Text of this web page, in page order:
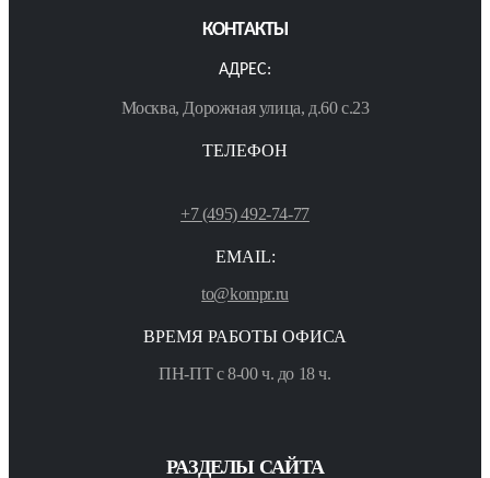
КОНТАКТЫ
АДРЕС:
Москва, Дорожная улица, д.60 с.23
ТЕЛЕФОН
+7 (495) 492-74-77
EMAIL:
to@kompr.ru
ВРЕМЯ РАБОТЫ ОФИСА
ПН-ПТ с 8-00 ч. до 18 ч.
РАЗДЕЛЫ САЙТА